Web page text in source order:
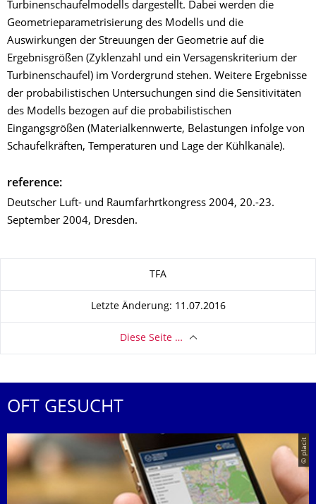
Turbinenschaufelmodells dargestellt. Dabei werden die
Geometrieparametrisierung des Modells und die
Auswirkungen der Streuungen der Geometrie auf die
Ergebnisgrößen (Zyklenzahl und ein Versagenskriterium der
Turbinenschaufel) im Vordergrund stehen. Weitere Ergebnisse
der probabilistischen Untersuchungen sind die Sensitivitäten
des Modells bezogen auf die probabilistischen
Eingangsgrößen (Materialkennwerte, Belastungen infolge von
Schaufelkräften, Temperaturen und Lage der Kühlkanäle).
reference:
Deutscher Luft- und Raumfarhrtkongress 2004, 20.-23.
September 2004, Dresden.
TFA
Letzte Änderung: 11.07.2016
Diese Seite …
OFT GESUCHT
© placit